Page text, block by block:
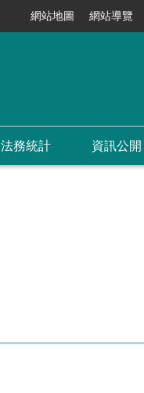
網站地圖 網站導覽
法務統計 資訊公開